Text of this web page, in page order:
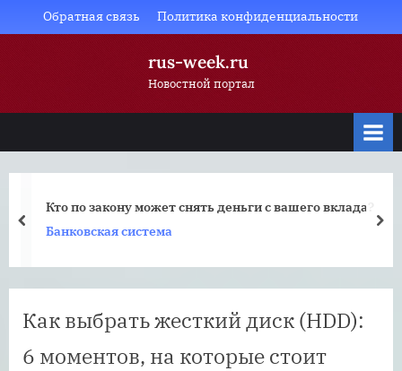
to
Обратная связь Политика конфиденциальности
rus-week.ru
Новостной портал
Кто по закону может снять деньги с вашего вклада?
Банковская система
prev
Как выбрать жесткий диск (HDD):
6 моментов, на которые стоит